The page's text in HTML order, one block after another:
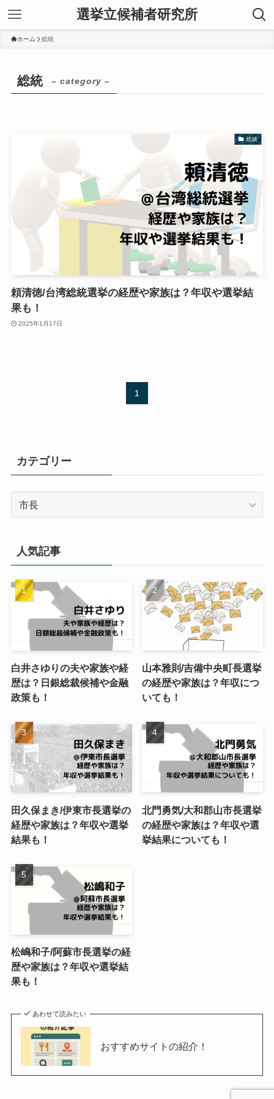
選挙立候補者研究所
ホーム 総統
総統 – category –
総統
頼清徳/台湾総統選挙の経歴や家族は？年収や選挙結
果も！
2025年1月17日
1
カテゴリー
ー
人気記事
白井さゆりの夫や家族や経
歴は？日銀総裁候補や金融
政策も！
山本雅則/吉備中央町長選挙
の経歴や家族は？年収につ
いても！
田久保まき/伊東市長選挙の
経歴や家族は？年収や選挙
結果も！
北門勇気/大和郡山市長選挙
の経歴や家族は？年収や選
挙結果についても！
松嶋和子/阿蘇市長選挙の経
歴や家族は？年収や選挙結
果も！
あわせて読みたい
おすすめサイトの紹介！